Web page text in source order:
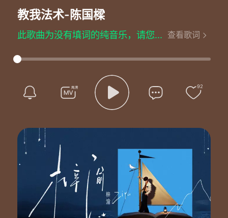
教我法术-陈国樑
此歌曲为没有填词的纯音乐，请您欣赏 查看歌词
92